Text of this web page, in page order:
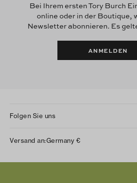
Bei Ihrem ersten Tory Burch
online oder in der Boutique,
Newsletter abonnieren. Es
ANMELDEN
Folgen Sie uns
Twitter
Versand an:Germany €